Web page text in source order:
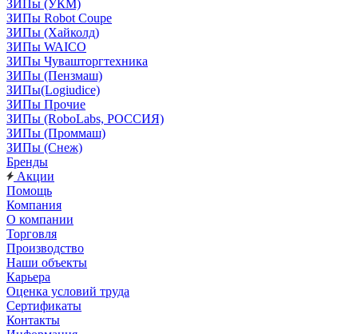
ЗИПы (УКМ)
ЗИПы Robot Coupe
ЗИПы (Хайколд)
ЗИПы WAICO
ЗИПы Чувашторгтехника
ЗИПы (Пензмаш)
ЗИПы(Logiudice)
ЗИПы Прочие
ЗИПы (RoboLabs, РОССИЯ)
ЗИПы (Проммаш)
ЗИПы (Снеж)
Бренды
Акции
Помощь
Компания
О компании
Торговля
Производство
Наши объекты
Карьера
Оценка условий труда
Сертификаты
Контакты